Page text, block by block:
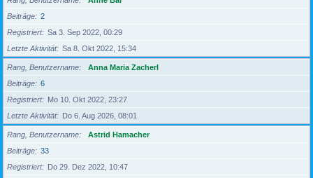
Beiträge
2
Registriert
Sa 3. Sep 2022, 00:29
Letzte Aktivität
Sa 8. Okt 2022, 15:34
Rang, Benutzername
Anna Maria Zacherl
Beiträge
6
Registriert
Mo 10. Okt 2022, 23:27
Letzte Aktivität
Do 6. Aug 2026, 08:01
Rang, Benutzername
Astrid Hamacher
Beiträge
33
Registriert
Do 29. Dez 2022, 10:47